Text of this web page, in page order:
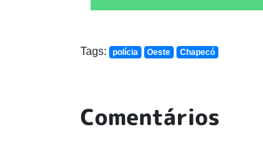
Tags: polícia Oeste Chapecó
Comentários